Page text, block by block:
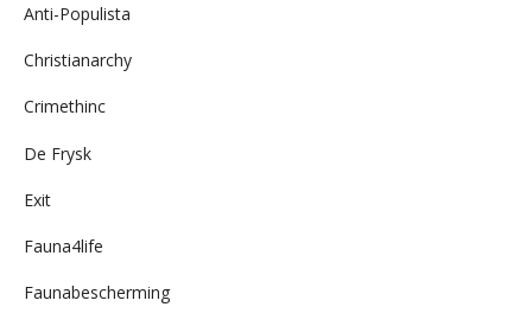
Anti-Populista
Christianarchy
Crimethinc
De Frysk
Exit
Fauna4life
Faunabescherming